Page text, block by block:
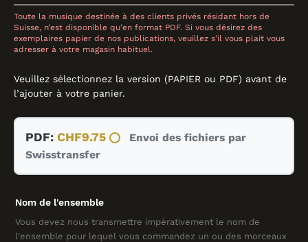
Toute la musique destinée à des clients privés résidant hors de
Suisse, n’est disponible qu’en format PDF. Si vous désirez des
exemplaires papier de nos publications, veuillez s’il vous plait vous
adresser à votre magasin habituel.
Veuillez sélectionnez la version (PAPIER ou PDF) avant de
l’ajouter à votre panier.
PDF: CHF9.75
Envoi des fichiers par
Swisstransfer
Nom de l'ensemble
Vous devez nous transmettre impérativement le nom de
l'ensemble pour lequel vous commandez un ou des morceaux
quantité
de
Sonneries
-,
Anonyme